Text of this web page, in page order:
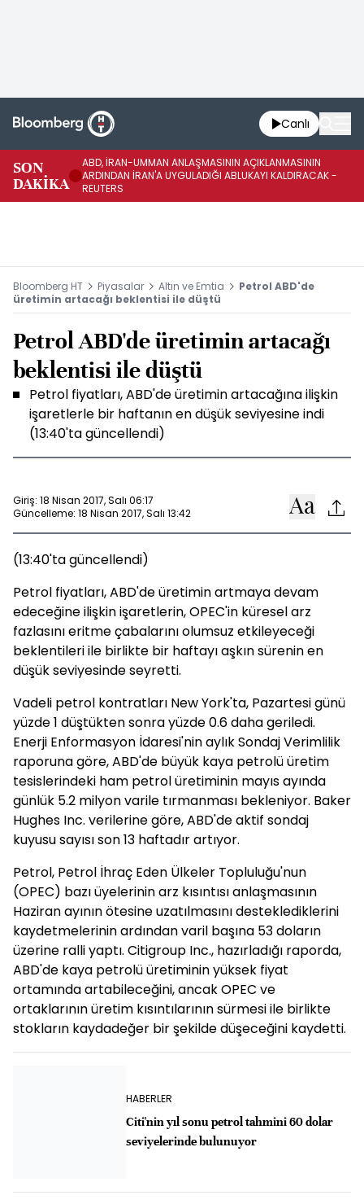
Canlı
SON
DAKİKA
ABD, İRAN-UMMAN ANLAŞMASININ AÇIKLANMASININ
ARDINDAN İRAN'A UYGULADIĞI ABLUKAYI KALDIRACAK -
REUTERS
Bloomberg HT Piyasalar Altın ve Emtia
Petrol ABD'de
üretimin artacağı beklentisi ile düştü
Petrol ABD'de üretimin artacağı
beklentisi ile düştü
Petrol fiyatları, ABD'de üretimin artacağına ilişkin
işaretlerle bir haftanın en düşük seviyesine indi
(13:40'ta güncellendi)
Giriş: 18 Nisan 2017, Salı 06:17
Güncelleme: 18 Nisan 2017, Salı 13:42
(13:40'ta güncellendi)
Petrol fiyatları, ABD'de üretimin artmaya devam
edeceğine ilişkin işaretlerin, OPEC'in küresel arz
fazlasını eritme çabalarını olumsuz etkileyeceği
beklentileri ile birlikte bir haftayı aşkın sürenin en
düşük seviyesinde seyretti.
Vadeli petrol kontratları New York'ta, Pazartesi günü
yüzde 1 düştükten sonra yüzde 0.6 daha geriledi.
Enerji Enformasyon İdaresi'nin aylık Sondaj Verimlilik
raporuna göre, ABD'de büyük kaya petrolü üretim
tesislerindeki ham petrol üretiminin mayıs ayında
günlük 5.2 milyon varile tırmanması bekleniyor. Baker
Hughes Inc. verilerine göre, ABD'de aktif sondaj
kuyusu sayısı son 13 haftadır artıyor.
Petrol, Petrol İhraç Eden Ülkeler Topluluğu'nun
(OPEC) bazı üyelerinin arz kısıntısı anlaşmasının
Haziran ayının ötesine uzatılmasını desteklediklerini
kaydetmelerinin ardından varil başına 53 doların
üzerine ralli yaptı. Citigroup Inc., hazırladığı raporda,
ABD'de kaya petrolü üretiminin yüksek fiyat
ortamında artabileceğini, ancak OPEC ve
ortaklarının üretim kısıntılarının sürmesi ile birlikte
stokların kaydadeğer bir şekilde düşeceğini kaydetti.
HABERLER
Citi'nin yıl sonu petrol tahmini 60 dolar
seviyelerinde bulunuyor